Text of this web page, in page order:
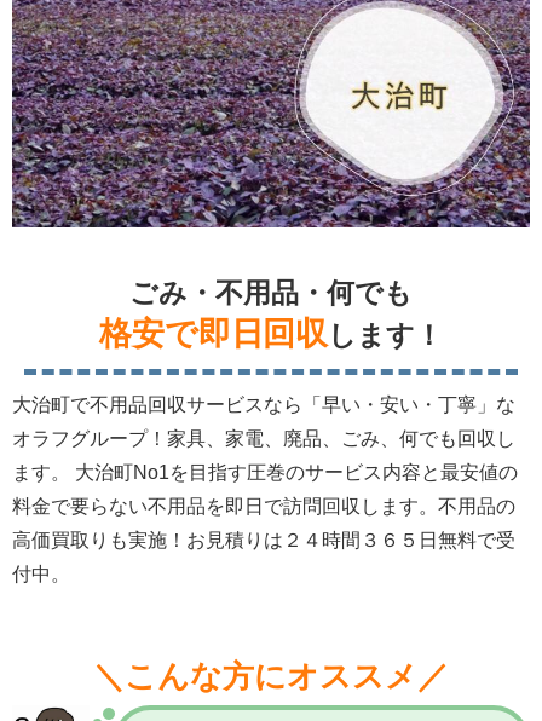
ごみ・不用品・何でも
格安で即日回収 します！
大治町で不用品回収サービスなら「早い・安い・丁寧」な
オラフグループ！家具、家電、廃品、ごみ、何でも回収し
ます。 大治町No1を目指す圧巻のサービス内容と最安値の
料金で要らない不用品を即日で訪問回収します。不用品の
高価買取りも実施！お見積りは２４時間３６５日無料で受
付中。
＼こんな方にオススメ／